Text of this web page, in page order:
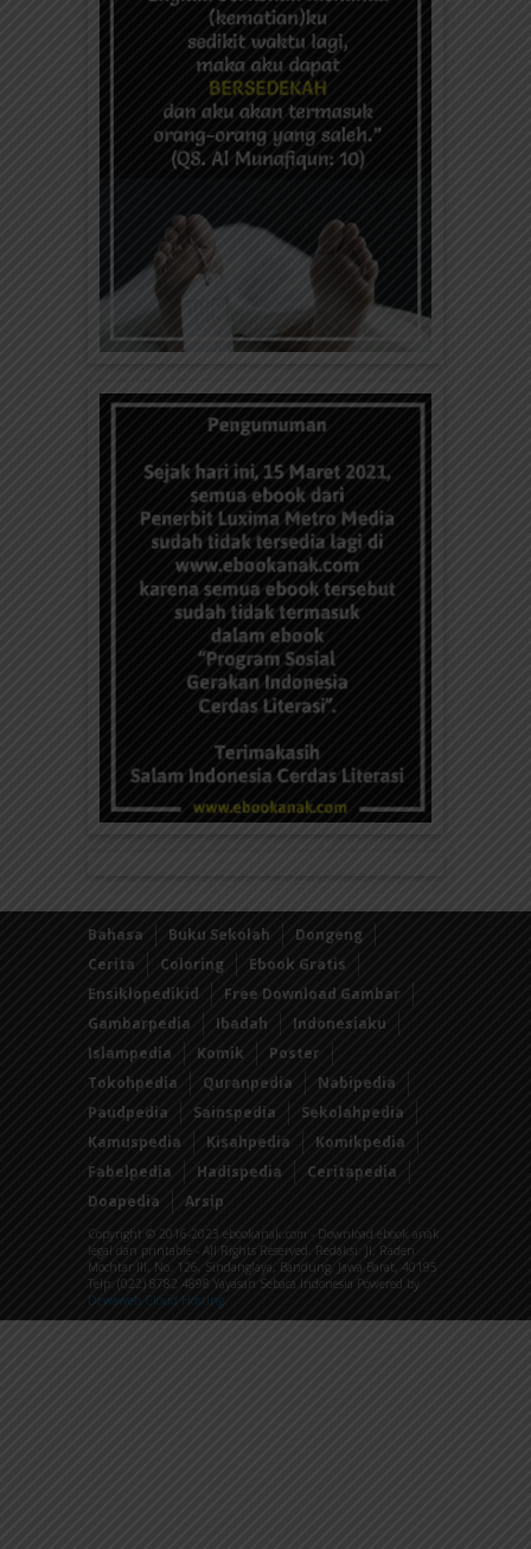
Bahasa Buku Sekolah
Dongeng
Cerita
Coloring
Ebook Gratis
Ensiklopedikid
Free Download Gambar
Gambarpedia
Ibadah
Indonesiaku
Islampedia
Komik
Poster
Tokohpedia
Quranpedia
Nabipedia
Paudpedia
Sainspedia
Sekolahpedia
Kamuspedia
Kisahpedia
Komikpedia
Fabelpedia
Hadispedia
Ceritapedia
Doapedia
Arsip
Copyright © 2016-2023 ebookanak.com - Download ebook anak
legal dan printable - All Rights Reserved. Redaksi: Jl. Raden
Mochtar III, No. 126, Sindanglaya, Bandung, Jawa Barat, 40195
Telp: (022) 8782 4898 Yayasan Sebaca Indonesia Powered by
Dewaweb Cloud Hosting